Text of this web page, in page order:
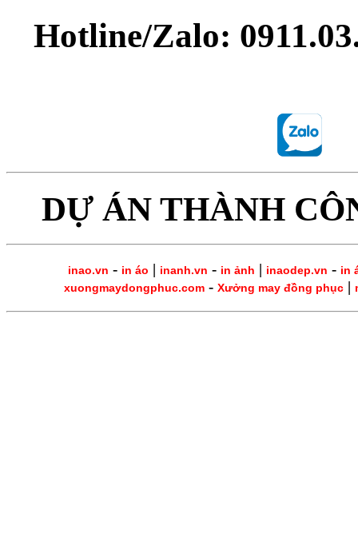
Hotline/Zalo:
DỰ ÁN THÀNH
inao.vn - in áo | inanh.vn - in ảnh | inaodep.vn - in
xuongmaydongphuc.com- Xưởng may đồng phục|